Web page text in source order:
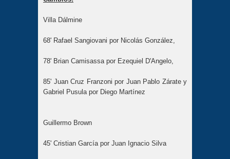
Villa Dálmine
68' Rafael Sangiovani por Nicolás González,
78' Brian Camisassa por Ezequiel D'Angelo,
85' Juan Cruz Franzoni por Juan Pablo Zárate y
Gabriel Pusula por Diego Martínez
Guillermo Brown
45' Cristian García por Juan Ignacio Silva